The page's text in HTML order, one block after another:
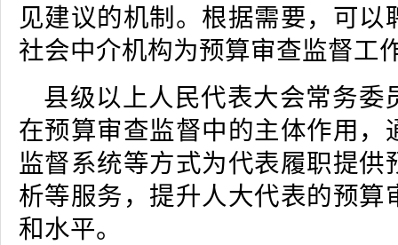
见建议的机制。根据需要，可以
社会中介机构为预算审查监督工
县级以上人民代表大会常务委
在预算审查监督中的主体作用，
监督系统等方式为代表履职提供
析等服务，提升人大代表的预算
和水平。